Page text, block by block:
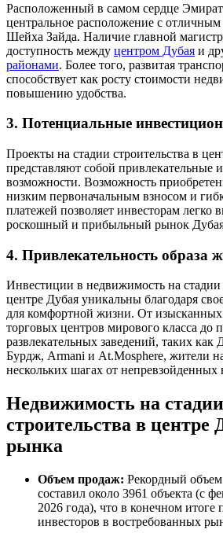
Расположенный в самом сердце
центральное расположение с
Шейха Зайда. Наличие главной
доступность между центром Дубая и
районами. Более того, развитая
способствует как росту стоимости
повышению удобства.
3. Потенциальные
Проекты на стадии строительства в
представляют собой привлекательные
возможности. Возможность
низким первоначальным взносом и
платежей позволяет инвесторам легко
роскошный и прибыльный рынок Дубая
4. Привлекательность образа
Инвестиции в недвижимость на стадии
центре Дубая уникальны благодаря
для комфортной жизни. От изысканных
торговых центров мирового класса до
развлекательных заведений, таких как
Бурдж, Armani и At.Mosphere, жители
нескольких шагах от непревзойденных
Недвижимость на стадии
строительства в центре
рынка
Объем продаж: Рекордный
составил около 3961 объекта (с
2026 года), что в конечном итоге
инвесторов в востребованных